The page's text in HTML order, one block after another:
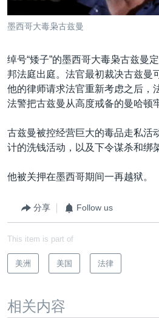
美国之音专访
重要讲话与声明
台海两岸关系
关注西藏
关注我们
其他语言网站
墨西哥大毒枭古兹曼
绰号“矮子”的墨西哥大毒枭古兹曼
邦法庭出庭。法官最初裁决古兹曼
他的律师请求法官重新考虑之后，
法警把古兹曼从高度戒备的曼哈顿
古兹曼被控经营巨大的毒品走私活
计的洗钱活动，以及下令谋杀和绑
他被关押在墨西哥期间一再越狱。
分享 Follow us
This item is part of
美洲 美国 法律
相关内容